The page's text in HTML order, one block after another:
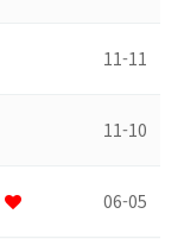
11-11
11-10
06-05